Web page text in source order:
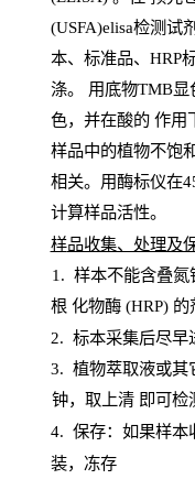
(USFA)elisa检测试
本、标准品、 HRP
涤。 用底物TMB显
色，并在酸的 作用
样品中的植物不饱
相关。用酶标仪在
计算样品活性。
样品收集、处理及
1 . 样本不能含叠氮
根 化物酶(HRP) 的
2. 标本采集后尽早
3. 植物萃取液或其
钟，取上清 即可检
4. 保存：如果样本
装，冻存